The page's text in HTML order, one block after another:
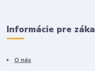
Informácie pre
O nás